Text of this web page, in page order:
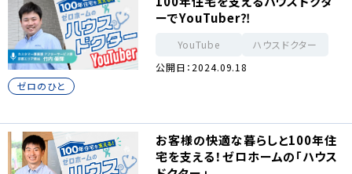
ゼロのひと
ーでYouTuber⁈
YouTube
ハウスドクター
公開日：2024.09.18
お客様の快適な暮らしと100年住
宅を支える！ゼロホームの「ハウス